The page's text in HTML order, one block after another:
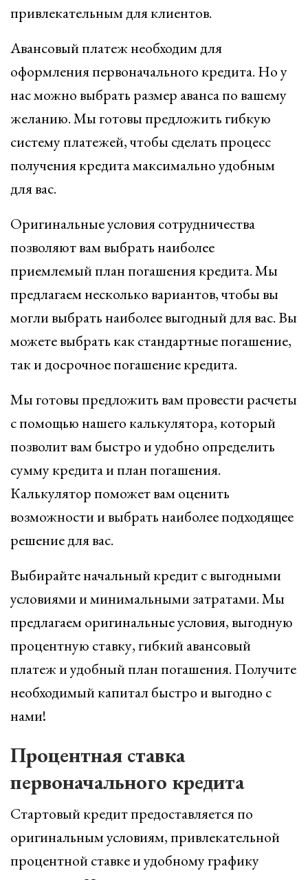
привлекательным для клиентов.
Авансовый платеж необходим для
оформления первоначального кредита. Но у
нас можно выбрать размер аванса по вашему
желанию. Мы готовы предложить гибкую
систему платежей, чтобы сделать процесс
получения кредита максимально удобным
для вас.
Оригинальные условия сотрудничества
позволяют вам выбрать наиболее
приемлемый план погашения кредита. Мы
предлагаем несколько вариантов, чтобы вы
могли выбрать наиболее выгодный для вас. Вы
можете выбрать как стандартные погашение,
так и досрочное погашение кредита.
Мы готовы предложить вам провести расчеты
с помощью нашего калькулятора, который
позволит вам быстро и удобно определить
сумму кредита и план погашения.
Калькулятор поможет вам оценить
возможности и выбрать наиболее подходящее
решение для вас.
Выбирайте начальный кредит с выгодными
условиями и минимальными затратами. Мы
предлагаем оригинальные условия, выгодную
процентную ставку, гибкий авансовый
платеж и удобный план погашения. Получите
необходимый капитал быстро и выгодно с
нами!
Процентная ставка
первоначального кредита
Стартовый кредит предоставляется по
оригинальным условиям, привлекательной
процентной ставке и удобному графику